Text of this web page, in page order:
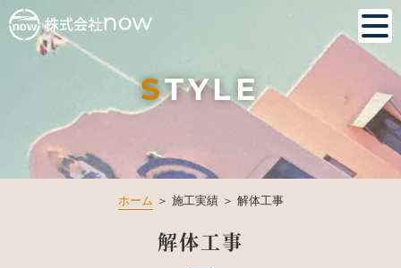
STYLE
ホーム ＞ 施工実績 ＞ 解体工事
解体工事